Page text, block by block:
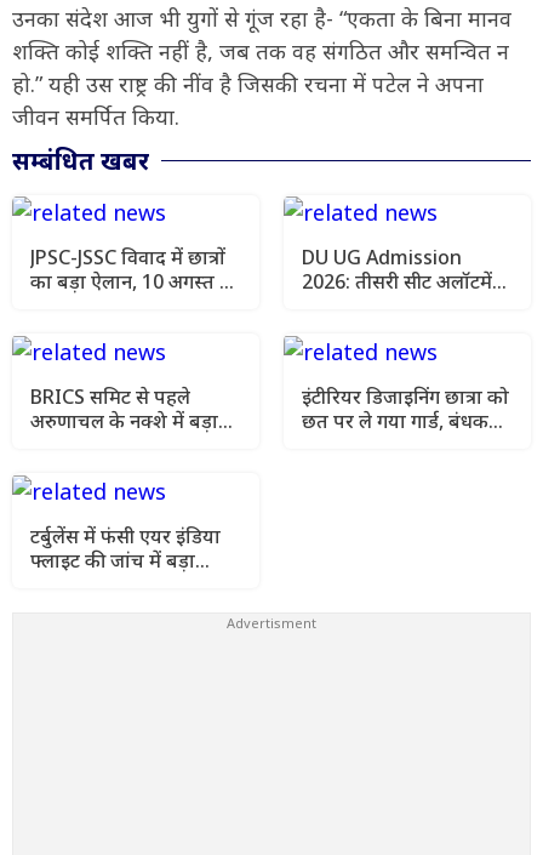
उनका संदेश आज भी युगों से गूंज रहा है- “एकता के बिना मानव
शक्ति कोई शक्ति नहीं है, जब तक वह संगठित और समन्वित न
हो.” यही उस राष्ट्र की नींव है जिसकी रचना में पटेल ने अपना
जीवन समर्पित किया.
सम्बंधित खबर
JPSC-JSSC विवाद में छात्रों
का बड़ा ऐलान, 10 अगस्त को
DU UG Admission
2026: तीसरी सीट अलॉटमेंट
BRICS समिट से पहले
अरुणाचल के नक्शे में बड़ा
इंटीरियर डिजाइनिंग छात्रा को
छत पर ले गया गार्ड, बंधक
टर्बुलेंस में फंसी एयर इंडिया
फ्लाइट की जांच में बड़ा